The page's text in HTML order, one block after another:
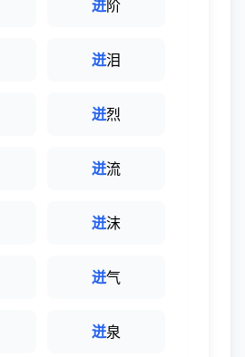
迸阶
迸泪
迸烈
迸流
迸沫
迸气
迸泉